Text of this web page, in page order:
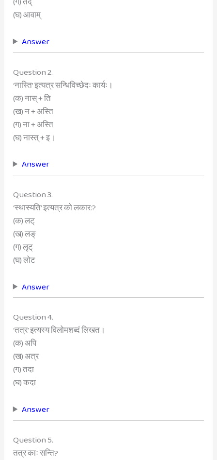
(घ) आवाम्
Answer
Question 2.
‘नास्ति’ इत्यत्र सन्धिविच्छेदः कार्यः।
(क) नास् + ति
(ख) न + अस्ति
(ग) ना + अस्ति
(घ) नास्त् + इ।
Answer
Question 3.
‘स्थास्यति’ इत्यत्र को लकार:?
(क) लट्
(ख) लङ्
(ग) लृट्
(घ) लोट
Answer
Question 4.
‘तत्र’ इत्यस्य विलोमशब्दं लिखत।
(क) अपि
(ख) अत्र
(ग) तदा
(घ) कदा
Answer
Question 5.
तत्र काः सन्ति?